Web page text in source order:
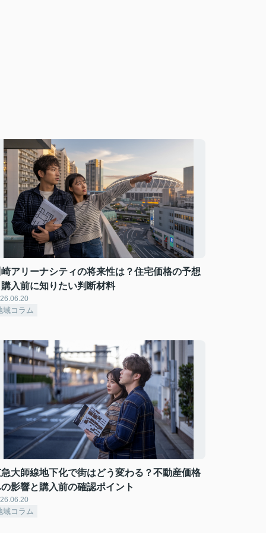
アリーナシティの将来性は？住宅価格の予想
入前に知りたい判断材料
域コラム
大師線地下化で街はどう変わる？不動産価格
影響と購入前の確認ポイント
域コラム